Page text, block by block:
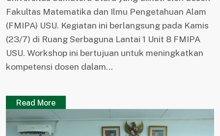
Fakultas Matematika dan Ilmu Pengetahuan Alam
(FMIPA) USU. Kegiatan ini berlangsung pada Kamis
(23/7) di Ruang Serbaguna Lantai 1 Unit 8 FMIPA
USU. Workshop ini bertujuan untuk meningkatkan
kompetensi dosen dalam...
Read More